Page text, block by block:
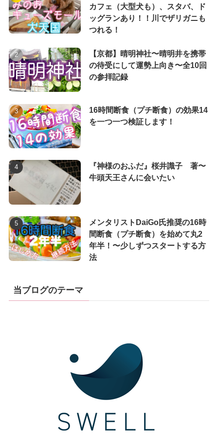
カフェ（大型犬も）、スタバ、ド
ッグランあり！！川でザリガニも
つれる！
【京都】晴明神社〜晴明井を携帯
の待受にして運勢上向き〜全10回
の参拝記録
16時間断食（プチ断食）の効果14
を一つ一つ検証します！
『神様のおふだ』桜井識子 著〜
牛頭天王さんに会いたい
メンタリストDaiGo氏推奨の16時
間断食（プチ断食）を始めて丸2
年半！〜少しずつスタートする方
法
当ブログのテーマ